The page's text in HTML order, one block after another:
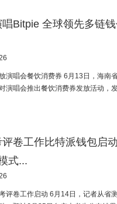
Bitpie 全球领先多链
演唱会餐饮消费券 6月13日，海南
演唱会推出餐饮消费券发放活动，
卷工作比特派钱包启
式...
评卷工作启动 6月14日，记者从省